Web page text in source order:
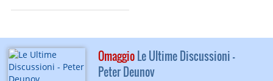
OmaggioLe Ultime Discussioni -
Peter Deunov